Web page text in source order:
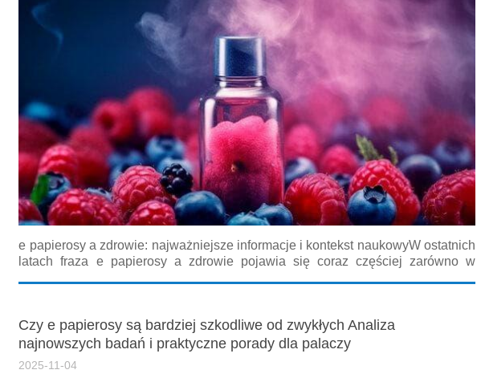
e papierosy a zdrowie: najważniejsze informacje i kontekst naukowyW ostatnich
latach fraza e papierosy a zdrowie pojawia się coraz częściej zarówno w
Czy e papierosy są bardziej szkodliwe od zwykłych Analiza
najnowszych badań i praktyczne porady dla palaczy
2025-11-04